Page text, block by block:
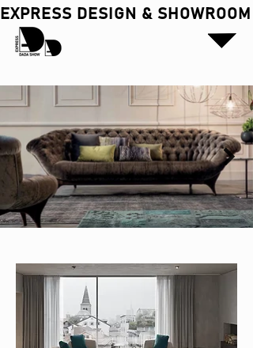
EXPRESS DESIGN & SHOWROOM